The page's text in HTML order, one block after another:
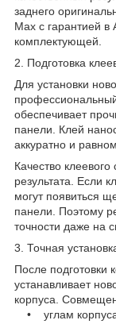
заднего
Max с гарантией в
комплектующей.
2. Подготовка
Для установки
обеспечивает
панели. Клей
аккуратно и
Качество
результата. Если
могут появиться
панели. Поэтому
точности даже на
3. Точная
После подготовки
устанавливает
корпуса.
• углам